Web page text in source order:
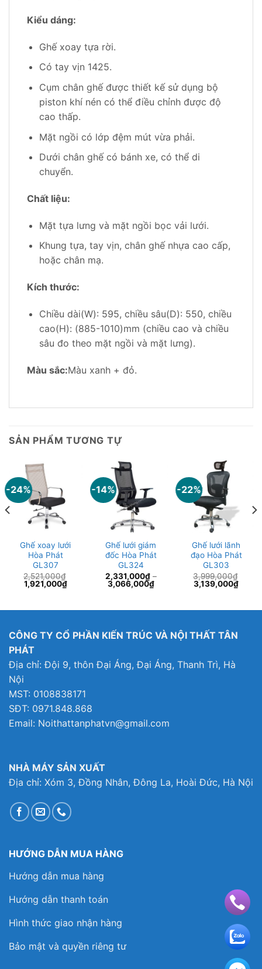
Kiểu dáng:
Ghế xoay tựa rời.
Có tay vịn 1425.
Cụm chân ghế được thiết kế sử dụng bộ
piston khí nén có thể điều chỉnh được độ
cao thấp.
Mặt ngồi có lớp đệm mút vừa phải.
Dưới chân ghế có bánh xe, có thể di
chuyển.
Chất liệu:
Mặt tựa lưng và mặt ngồi bọc vải lưới.
Khung tựa, tay vịn, chân ghế nhựa cao cấp,
hoặc chân mạ.
Kích thước:
Chiều dài(W): 595, chiều sâu(D): 550, chiều
cao(H): (885-1010)mm (chiều cao và chiều
sâu đo theo mặt ngồi và mặt lưng).
Màu sắc:Màu xanh + đỏ.
SẢN PHẨM TƯƠNG TỰ
-24%
Ghế xoay lưới
Hòa Phát
GL307
2,521,000₫
Giá
gốc
1,921,000₫Giá
hiện
-14%
Ghế lưới giám
đốc Hòa Phát
GL324
2,331,000₫–
3,066,000₫
-22%
Ghế lưới lãnh
đạo Hòa Phát
GL303
3,999,000₫
Giá
gốc
3,139,000₫Giá
CÔNG TY CỔ PHẦN KIẾN TRÚC VÀ NỘI THẤT TÂN
PHÁT
Địa chỉ: Đội 9, thôn Đại Áng, Đại Áng, Thanh Trì, Hà
Nội
MST: 0108838171
SĐT: 0971.848.868
Email: Noithattanphatvn@gmail.com
NHÀ MÁY SẢN XUẤT
Địa chỉ: Xóm 3, Đồng Nhân, Đông La, Hoài Đức, Hà Nội
HƯỚNG DẪN MUA HÀNG
Hướng dẫn mua hàng
Hướng dẫn thanh toán
Hình thức giao nhận hàng
Bảo mật và quyền riêng tư